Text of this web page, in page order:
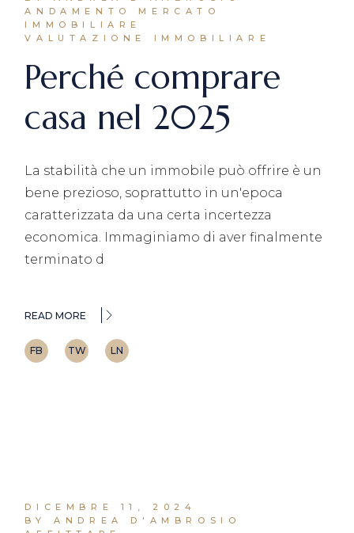
ANDAMENTO MERCATO
IMMOBILIARE
VALUTAZIONE IMMOBILIARE
Perché comprare
casa nel 2025
La stabilità che un immobile può offrire è un
bene prezioso, soprattutto in un'epoca
caratterizzata da una certa incertezza
economica. Immaginiamo di aver finalmente
terminato d
READ MORE
FB TW LN
DICEMBRE 11, 2024
BY ANDREA D'AMBROSIO